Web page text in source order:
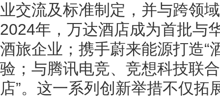
业交流及标准制定，并与跨领
2024年，万达酒店成为首批与
酒旅企业；携手蔚来能源打造“
验；与腾讯电竞、竞想科技联
店”。这一系列创新举措不仅